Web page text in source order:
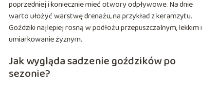
poprzedniej i koniecznie mieć otwory odpływowe. Na dnie
warto ułożyć warstwę drenażu, na przykład z keramzytu.
Goździki najlepiej rosną w podłożu przepuszczalnym, lekkim i
umiarkowanie żyznym.
Jak wygląda sadzenie goździków po
sezonie?